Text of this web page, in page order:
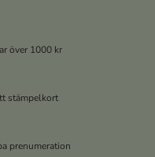
över 1000 kr
stämpelkort
prenumeration